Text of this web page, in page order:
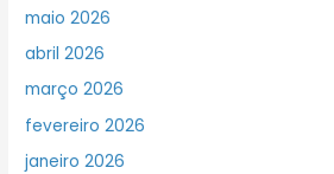
maio 2026
abril 2026
março 2026
fevereiro 2026
janeiro 2026